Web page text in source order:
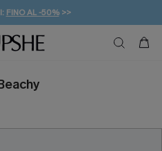
FINO AL -50%>>
DA 49€
20% DI SCONTO*